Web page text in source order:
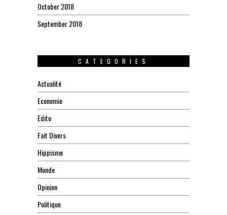
October 2018
September 2018
CATEGORIES
Actualité
Economie
Edito
Fait Divers
Hippisme
Monde
Opinion
Politique